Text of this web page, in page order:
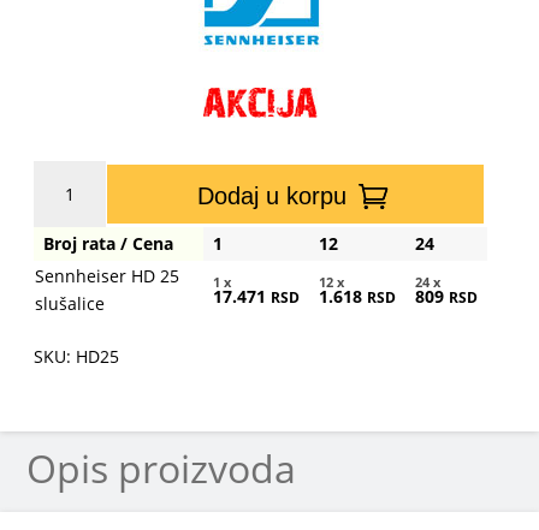
slušalice
količina
Dodaj u korpu
Broj rata / Cena 1 12
24
Sennheiser HD 25
slušalice
1 x
17.471 RSD
12 x
1.618 RSD
24 x
809 RSD
SKU: HD25
Opis proizvoda